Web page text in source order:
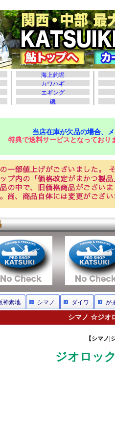
当店在庫が欠品の場合、
特典で送料サービスとなっており
神素地 シマノ ダイワ が
シマノ ☆ジオ
【シマノ|
ジオロッ